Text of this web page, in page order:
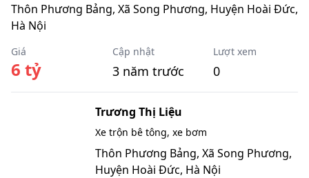
Thôn Phương Bảng, Xã Song Phương, Huyện Hoài Đức,
Hà Nội
Giá
6 tỷ
Cập nhật
3 năm trước
Lượt xem
0
Trương Thị Liệu
Xe trộn bê tông, xe bơm
Thôn Phương Bảng, Xã Song Phương,
Huyện Hoài Đức, Hà Nội